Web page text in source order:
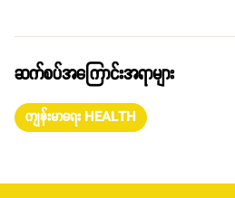
ဆက်စပ်အကြောင်းအရာများ
ကျန်းမာရေး HEALTH